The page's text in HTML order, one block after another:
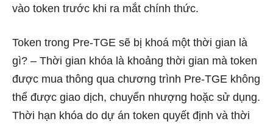
vào token trước khi ra mắt chính thức.
Token trong Pre-TGE sẽ bị khoá một thời gian là
gì? – Thời gian khóa là khoảng thời gian mà token
được mua thông qua chương trình Pre-TGE không
thể được giao dịch, chuyển nhượng hoặc sử dụng.
Thời hạn khóa do dự án token quyết định và thời